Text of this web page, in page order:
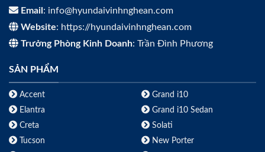
Email : info@hyundaivinhnghean.com
Website: https://hyundaivinhnghean.com
Trưởng Phòng Kinh Doanh: Trần Đình Phương
SẢN PHẨM
Accent
Elantra
Creta
Tucson
Grand i10
Grand i10 Sedan
Solati
New Porter